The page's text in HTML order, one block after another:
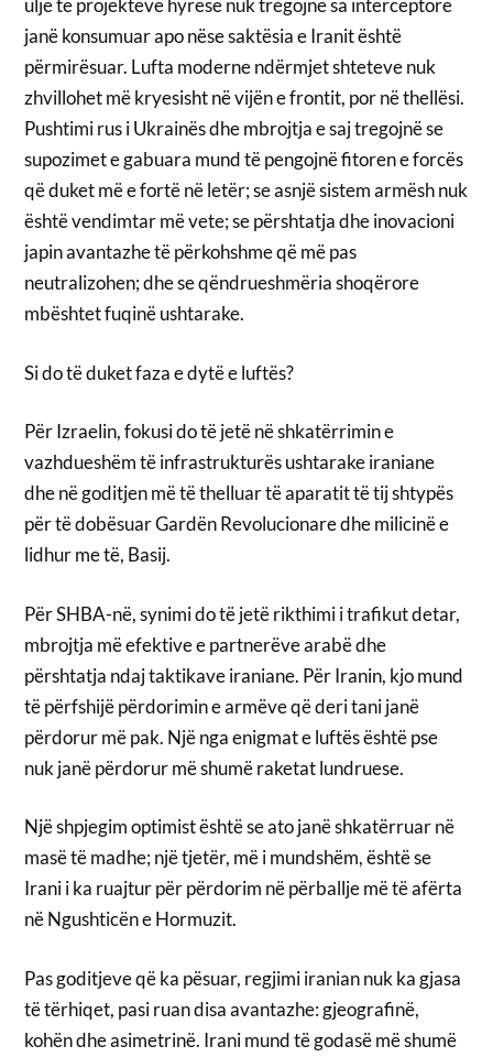
ulje të projekteve hyrëse nuk tregojnë sa interceptorë
janë konsumuar apo nëse saktësia e Iranit është
përmirësuar. Lufta moderne ndërmjet shteteve nuk
zhvillohet më kryesisht në vijën e frontit, por në thellësi.
Pushtimi rus i Ukrainës dhe mbrojtja e saj tregojnë se
supozimet e gabuara mund të pengojnë fitoren e forcës
që duket më e fortë në letër; se asnjë sistem armësh nuk
është vendimtar më vete; se përshtatja dhe inovacioni
japin avantazhe të përkohshme që më pas
neutralizohen; dhe se qëndrueshmëria shoqërore
mbështet fuqinë ushtarake.
Si do të duket faza e dytë e luftës?
Për Izraelin, fokusi do të jetë në shkatërrimin e
vazhdueshëm të infrastrukturës ushtarake iraniane
dhe në goditjen më të thelluar të aparatit të tij shtypës
për të dobësuar Gardën Revolucionare dhe milicinë e
lidhur me të, Basij.
Për SHBA-në, synimi do të jetë rikthimi i trafikut detar,
mbrojtja më efektive e partnerëve arabë dhe
përshtatja ndaj taktikave iraniane. Për Iranin, kjo mund
të përfshijë përdorimin e armëve që deri tani janë
përdorur më pak. Një nga enigmat e luftës është pse
nuk janë përdorur më shumë raketat lundruese.
Një shpjegim optimist është se ato janë shkatërruar në
masë të madhe; një tjetër, më i mundshëm, është se
Irani i ka ruajtur për përdorim në përballje më të afërta
në Ngushticën e Hormuzit.
Pas goditjeve që ka pësuar, regjimi iranian nuk ka gjasa
të tërhiqet, pasi ruan disa avantazhe: gjeografinë,
kohën dhe asimetrinë. Irani mund të godasë më shumë